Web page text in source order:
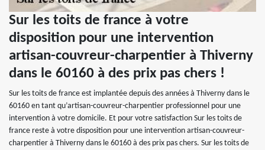
Sur les toits de france à votre
disposition pour une intervention
artisan-couvreur-charpentier à Thiverny
dans le 60160 à des prix pas chers !
Sur les toits de france est implantée depuis des années à Thiverny dans le
60160 en tant qu’artisan-couvreur-charpentier professionnel pour une
intervention à votre domicile. Et pour votre satisfaction Sur les toits de
france reste à votre disposition pour une intervention artisan-couvreur-
charpentier à Thiverny dans le 60160 à des prix pas chers. Sur les toits de